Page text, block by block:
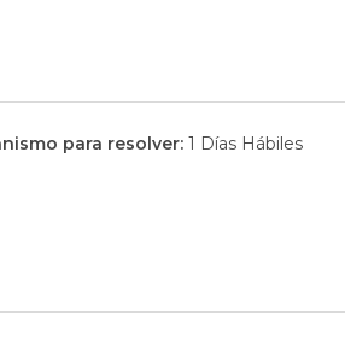
para resolver: 1 Días Hábiles